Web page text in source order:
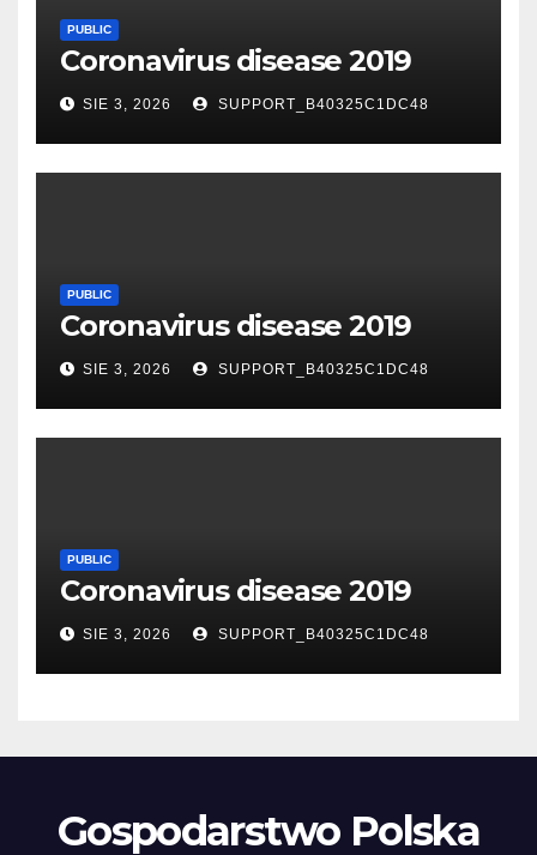
PUBLIC
Coronavirus disease 2019
SIE 3, 2026 SUPPORT_B40325C1DC48
PUBLIC
Coronavirus disease 2019
SIE 3, 2026 SUPPORT_B40325C1DC48
PUBLIC
Coronavirus disease 2019
SIE 3, 2026 SUPPORT_B40325C1DC48
Gospodarstwo Polska